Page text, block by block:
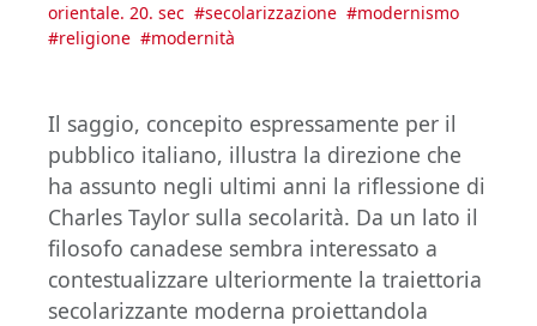
orientale. 20. sec #secolarizzazione #modernismo
#religione #modernità
Il saggio, concepito espressamente per il
pubblico italiano, illustra la direzione che
ha assunto negli ultimi anni la riflessione di
Charles Taylor sulla secolarità. Da un lato il
filosofo canadese sembra interessato a
contestualizzare ulteriormente la traiettoria
secolarizzante moderna proiettandola